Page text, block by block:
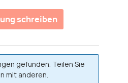
schreiben
gefunden. Teilen Sie
mit anderen.